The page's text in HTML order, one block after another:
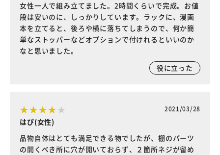
女性一人で組み立てました。2時間くらいで完成。お値
段は安いのに、しっかりしています。ラックに、漫画
本を立てると、後ろや横に落ちてしまうので、何か簡
単なストッパーなどオプションで付けれるといいのか
なと思いました。
役に立った
2021/03/28
はぴ(女性)
品物自体はとても満足できる物でしたが、棚のパーツ
の開くべき所に穴が開いておらず、２箇所ネジが留め